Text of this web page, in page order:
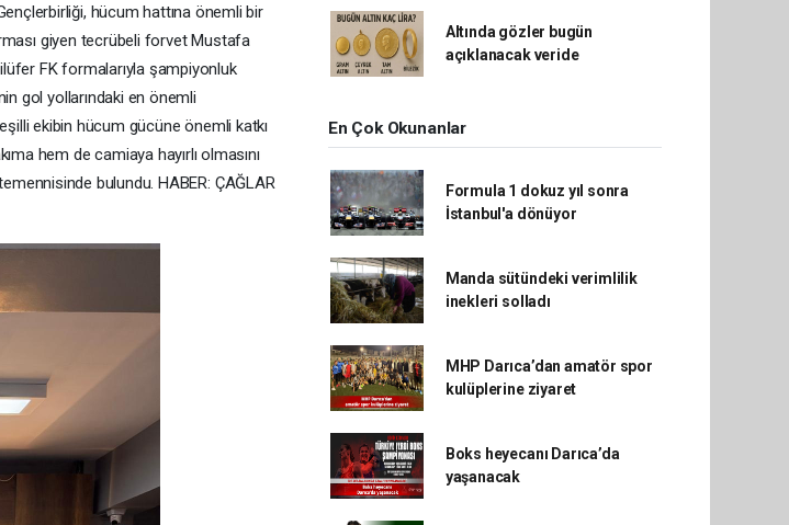
hücum hattına önemli bir
giyen tecrübeli forvet Mustafa
FK formalarıyla şampiyonluk
gol yollarındaki en önemli
ekibin hücum gücüne önemli katkı
hem de camiaya hayırlı olmasını
bulundu. HABER: ÇAĞLAR
Altında gözler bugün
açıklanacak veride
En Çok Okunanlar
Formula 1 dokuz yıl sonra
İstanbul'a dönüyor
Manda sütündeki verimlilik
inekleri solladı
MHP Darıca’dan amatör spor
kulüplerine ziyaret
Boks heyecanı Darıca’da
yaşanacak